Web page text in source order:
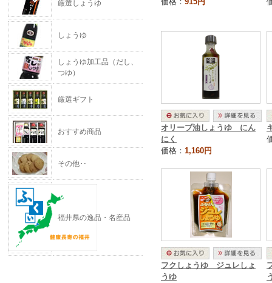
厳選しょうゆ
しょうゆ
しょうゆ加工品（だし、
つゆ）
厳選ギフト
おすすめ商品
その他‥
福井県の逸品・名産品
オリーブ油しょうゆ にん
にく
価格： 1,160円
フクしょうゆ ジュレしょ
うゆ